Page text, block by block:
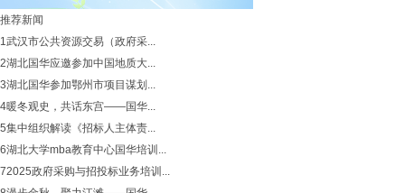
推荐新闻
1武汉市公共资源交易（政府采...
2湖北国华应邀参加中国地质大...
3湖北国华参加鄂州市项目谋划...
4暖冬观史，共话东宫——国华...
5集中组织解读《招标人主体责...
6湖北大学mba教育中心国华培训...
72025政府采购与招投标业务培训...